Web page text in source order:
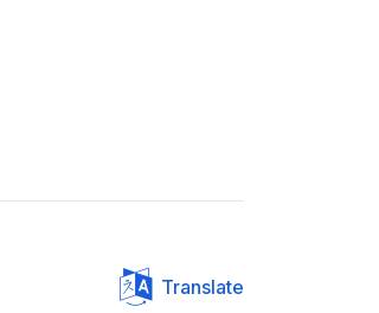
Translate